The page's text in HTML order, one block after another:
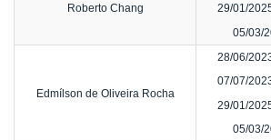
Roberto Chang
29/01/
05/03/
Edmílson de Oliveira Rocha
28/06/
07/07/
29/01/
05/03/